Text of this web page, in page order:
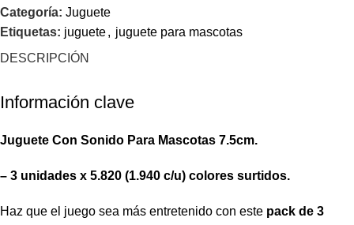
Categoría: Juguete
Etiquetas: juguete, juguete para mascotas
DESCRIPCIÓN
Información clave
Juguete Con Sonido Para Mascotas 7.5cm.
– 3 unidades x 5.820 (1.940 c/u) colores surtidos.
Haz que el juego sea más entretenido con este pack de 3